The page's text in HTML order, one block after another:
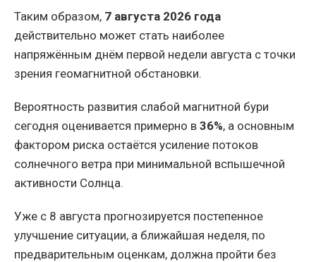
Таким образом, 7 августа 2026 года
действительно может стать наиболее
напряжённым днём первой недели августа с точки
зрения геомагнитной обстановки.
Вероятность развития слабой магнитной бури
сегодня оценивается примерно в 36%, а основным
фактором риска остаётся усиление потоков
солнечного ветра при минимальной вспышечной
активности Солнца.
Уже с 8 августа прогнозируется постепенное
улучшение ситуации, а ближайшая неделя, по
предварительным оценкам, должна пройти без